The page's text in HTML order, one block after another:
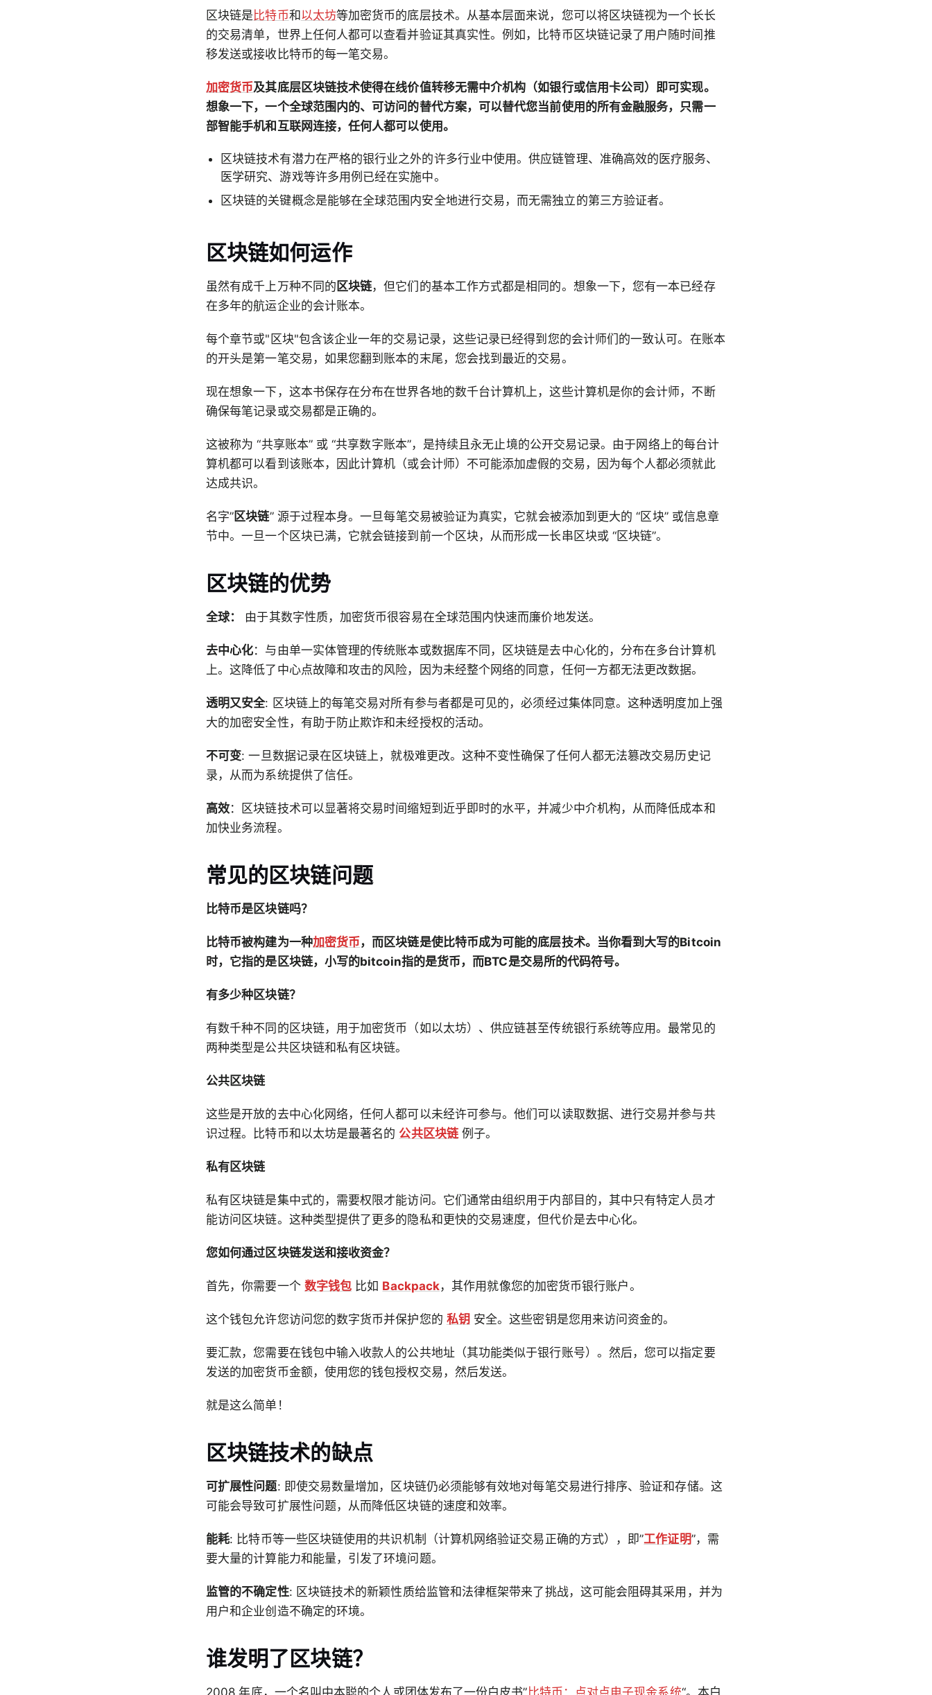
区块链是 比特币和以太坊等加密货币的底层技术。从基本层面来说，您可以将区块链视为一个长长
的交易清单，世界上任何人都可以查看并验证其真实性。例如，比特币区块链记录了用户随时间推
移发送或接收比特币的每一笔交易。
加密货币及其底层区块链技术使得在线价值转移无需中介机构（如银行或信用卡公司）即可实现。
想象一下，一个全球范围内的、可访问的替代方案，可以替代您当前使用的所有金融服务，只需一
部智能手机和互联网连接，任何人都可以使用。
区块链技术有潜力在严格的银行业之外的许多行业中使用。供应链管理、准确高效的医疗服务、
医学研究、游戏等许多用例已经在实施中。
区块链的关键概念是能够在全球范围内安全地进行交易，而无需独立的第三方验证者。
区块链如何运作
虽然有成千上万种不同的 区块链，但它们的基本工作方式都是相同的。想象一下，您有一本已经存
在多年的航运企业的会计账本。
每个章节或"区块"包含该企业一年的交易记录，这些记录已经得到您的会计师们的一致认可。在账本
的开头是第一笔交易，如果您翻到账本的末尾，您会找到最近的交易。
现在想象一下，这本书保存在分布在世界各地的数千台计算机上，这些计算机是你的会计师，不断
确保每笔记录或交易都是正确的。
这被称为 “共享账本” 或 “共享数字账本”，是持续且永无止境的公开交易记录。由于网络上的每台计
算机都可以看到该账本，因此计算机（或会计师）不可能添加虚假的交易，因为每个人都必须就此
达成共识。
名字”区块链” 源于过程本身。一旦每笔交易被验证为真实，它就会被添加到更大的 “区块” 或信息章
节中。一旦一个区块已满，它就会链接到前一个区块，从而形成一长串区块或 “区块链”。
区块链的优势
全球： 由于其数字性质，加密货币很容易在全球范围内快速而廉价地发送。
去中心化：与由单一实体管理的传统账本或数据库不同，区块链是去中心化的，分布在多台计算机
上。这降低了中心点故障和攻击的风险，因为未经整个网络的同意，任何一方都无法更改数据。
透明又安全: 区块链上的每笔交易对所有参与者都是可见的，必须经过集体同意。这种透明度加上强
大的加密安全性，有助于防止欺诈和未经授权的活动。
不可变: 一旦数据记录在区块链上，就极难更改。这种不变性确保了任何人都无法篡改交易历史记
录，从而为系统提供了信任。
高效：区块链技术可以显著将交易时间缩短到近乎即时的水平，并减少中介机构，从而降低成本和
加快业务流程。
常见的区块链问题
比特币是区块链吗？
比特币被构建为一种加密货币，而区块链是使比特币成为可能的底层技术。当你看到大写的Bitcoin
时，它指的是区块链，小写的bitcoin指的是货币，而BTC是交易所的代码符号。
有多少种区块链？
有数千种不同的区块链，用于加密货币（如以太坊）、供应链甚至传统银行系统等应用。最常见的
两种类型是公共区块链和私有区块链。
公共区块链
这些是开放的去中心化网络，任何人都可以未经许可参与。他们可以读取数据、进行交易并参与共
识过程。比特币和以太坊是最著名的公共区块链例子。
私有区块链
私有区块链是集中式的，需要权限才能访问。它们通常由组织用于内部目的，其中只有特定人员才
能访问区块链。这种类型提供了更多的隐私和更快的交易速度，但代价是去中心化。
您如何通过区块链发送和接收资金？
首先，你需要一个 数字钱包 比如 Backpack，其作用就像您的加密货币银行账户。
这个钱包允许您访问您的数字货币并保护您的 私钥 安全。这些密钥是您用来访问资金的。
要汇款，您需要在钱包中输入收款人的公共地址（其功能类似于银行账号）。然后，您可以指定要
发送的加密货币金额，使用您的钱包授权交易，然后发送。
就是这么简单！
区块链技术的缺点
可扩展性问题: 即使交易数量增加，区块链仍必须能够有效地对每笔交易进行排序、验证和存储。这
可能会导致可扩展性问题，从而降低区块链的速度和效率。
能耗: 比特币等一些区块链使用的共识机制（计算机网络验证交易正确的方式），即”工作证明”，需
要大量的计算能力和能量，引发了环境问题。
监管的不确定性: 区块链技术的新颖性质给监管和法律框架带来了挑战，这可能会阻碍其采用，并为
用户和企业创造不确定的环境。
谁发明了区块链？
2008 年底，一个名叫中本聪的个人或团体发布了一份白皮书” 比特币：点对点电子现金系统“。本白